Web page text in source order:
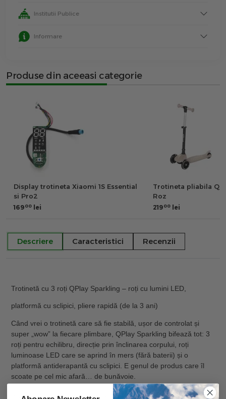
Institutii Publice
Informare
Produse din aceeasi categorie
Display trotineta Xiaomi 1S Essential
si Pro2
16900 lei
Trotineta pliabila
Roz
21900 lei
Descriere Caracteristici Recenzii
Trotinetă cu 3 roți QPlay Sparkling – roți cu lumini LED,
platformă cu sclipici, pliere rapidă (de la 3 ani)
Când vrei o trotinetă care să fie stabilă, ușor de controlat și
super „wow” la fiecare plimbare, QPlay Sparkling bifează tot: 3
roți pentru echilibru, direcție prin înclinarea corpului, roți
luminoase LED care se aprind în mers (fără baterii) și o
platformă antiderapantă cu sclipici. E genul de produs care îl
scoate pe cel mic afară… de bunăvoie.
De ce o vor iubi copiii (și părinții)